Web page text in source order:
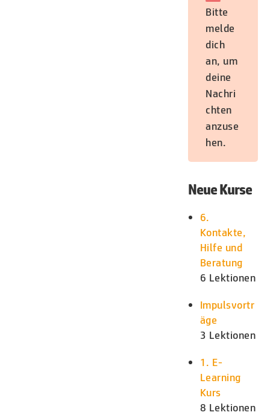
Bitte
melde
dich
an, um
deine
Nachri
chten
anzuse
hen.
Neue Kurse
6.
Kontakte,
Hilfe und
Beratung
6 Lektionen
Impulsvortr
äge
3 Lektionen
1. E-
Learning
Kurs
8 Lektionen